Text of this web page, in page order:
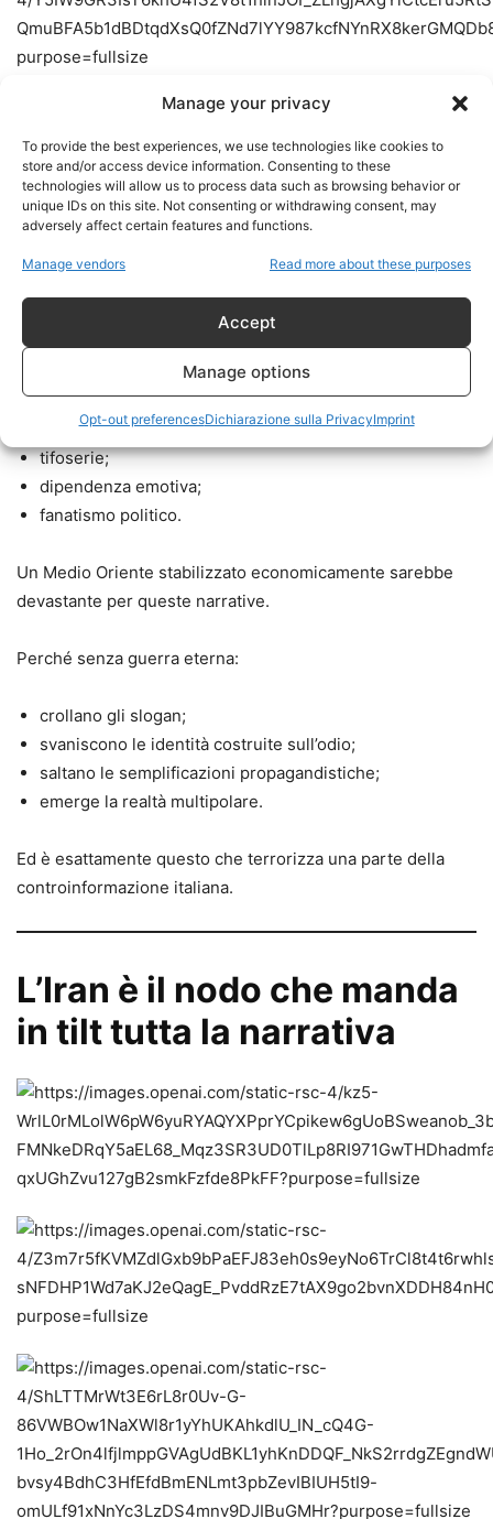
Manage your privacy
To provide the best experiences, we use technologies like cookies to
store and/or access device information. Consenting to these
technologies will allow us to process data such as browsing behavior or
unique IDs on this site. Not consenting or withdrawing consent, may
adversely affect certain features and functions.
Manage vendors Read more about these purposes
Accept
Manage options
Opt-out preferencesDichiarazione sulla PrivacyImprint
C’è un punto che molti evitano accuratamente di affrontare.
Esistono interi ecosistemi mediatici, politici e ideologici
che sopravvivono esclusivamente grazie al conflitto
permanente.
audience;
identità ideologiche;
polarizzazione;
tifoserie;
dipendenza emotiva;
fanatismo politico.
Un Medio Oriente stabilizzato economicamente sarebbe
devastante per queste narrative.
Perché senza guerra eterna:
crollano gli slogan;
svaniscono le identità costruite sull’odio;
saltano le semplificazioni propagandistiche;
emerge la realtà multipolare.
Ed è esattamente questo che terrorizza una parte della
controinformazione italiana.
L’Iran è il nodo che manda
in tilt tutta la narrativa